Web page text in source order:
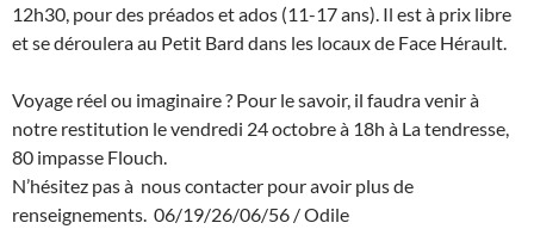
12h30, pour des préados et ados (11-17 ans). Il est à prix libre
et se déroulera au Petit Bard dans les locaux de Face Hérault.
Voyage réel ou imaginaire ? Pour le savoir, il faudra venir à
notre restitution le vendredi 24 octobre à 18h à La tendresse,
80 impasse Flouch.
N’hésitez pas à nous contacter pour avoir plus de
renseignements. 06/19/26/06/56 / Odile